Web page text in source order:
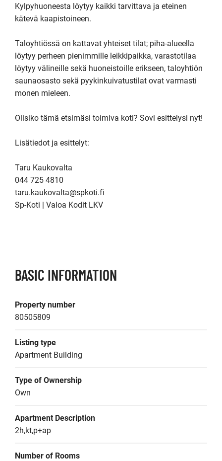
Kylpyhuoneesta löytyy kaikki tarvittava ja eteinen
kätevä kaapistoineen.
Taloyhtiössä on kattavat yhteiset tilat; piha-alueella
löytyy perheen pienimmille leikkipaikka, varastotilaa
löytyy välineille sekä huoneistoille erikseen, taloyhtiön
saunaosasto sekä pyykinkuivatustilat ovat varmasti
monen mieleen.
Olisiko tämä etsimäsi toimiva koti? Sovi esittelysi nyt!
Lisätiedot ja esittelyt:
Taru Kaukovalta
044 725 4810
taru.kaukovalta@spkoti.fi
Sp-Koti | Valoa Kodit LKV
BASIC INFORMATION
Property number
80505809
Listing type
Apartment Building
Type of Ownership
Own
Apartment Description
2h,kt,p+ap
Number of Rooms